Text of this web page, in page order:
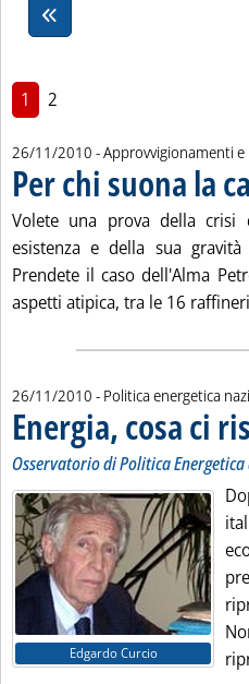
1 2
26/11/2010 - Approvvigionamenti e
Per chi suona la
Volete una prova della crisi
esistenza e della sua
Prendete il caso dell'Alma
aspetti atipica, tra le 16
26/11/2010 - Politica energetica
Energia, cosa ci
Osservatorio di Politica
Edgardo Curcio